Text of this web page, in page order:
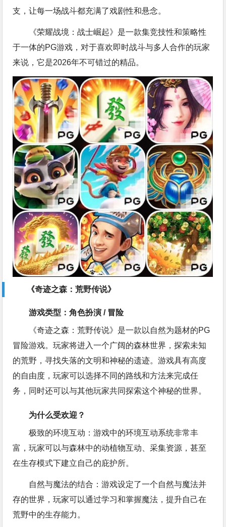
支，让每一场战斗都充满了戏剧性和悬念。
《荣耀战境：战士崛起》是一款集竞技性和策略性
于一体的PG游戏，对于喜欢即时战斗与多人合作的玩家
来说，它是2026年不可错过的精品。
《奇迹之森：荒野传说》
游戏类型：角色扮演 / 冒险
《奇迹之森：荒野传说》是一款以自然为题材的PG
冒险游戏。玩家将进入一个广阔的森林世界，探索未知
的荒野，寻找失落的文明和神秘的遗迹。游戏具有高度
的自由度，玩家可以选择不同的路线和方法来完成任
务，同时还可以与其他玩家共同探索这个神秘的世界。
为什么受欢迎？
极致的环境互动：游戏中的环境互动系统非常丰
富，玩家可以与森林中的动植物互动、采集资源，甚至
在生存模式下建立自己的庇护所。
自然与魔法的结合：游戏设定了一个自然与魔法并
存的世界，玩家可以通过学习和掌握魔法，提升自己在
荒野中的生存能力。